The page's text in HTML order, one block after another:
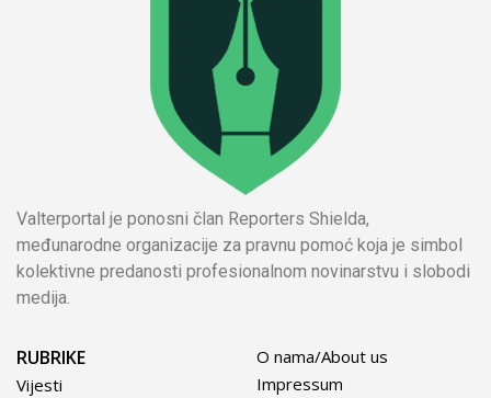
Valterportal je ponosni član Reporters Shielda,
međunarodne organizacije za pravnu pomoć koja je simbol
kolektivne predanosti profesionalnom novinarstvu i slobodi
medija.
RUBRIKE
Vijesti
O nama/About us
Impressum